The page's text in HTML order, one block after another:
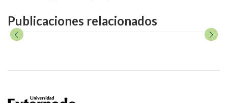
Publicaciones relacionados